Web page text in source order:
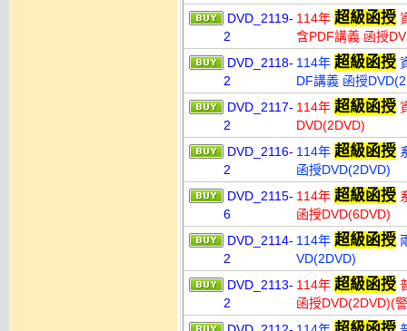
DVD_2119-
2
114年 超級函授
含PDF講義 函授
DVD_2118-
2
114年 超級函授
DF講義 函授
DVD_2117-
2
114年 超級函授
DVD(2DVD)
DVD_2116-
2
114年 超級函授
函授DVD(2DVD)
DVD_2115-
6
114年 超級函授
函授DVD(6DVD)
DVD_2114-
2
114年 超級函授
VD(2DVD)
DVD_2113-
2
114年 超級函授
函授DVD(2DVD)(